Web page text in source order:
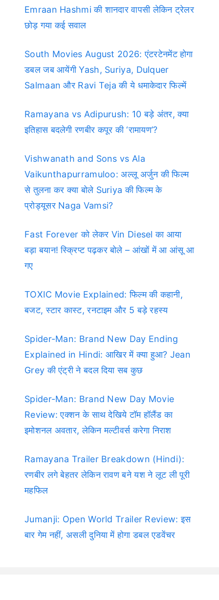
Emraan Hashmi की शानदार वापसी लेकिन ट्रेलर
छोड़ गया कई सवाल
South Movies August 2026: एंटरटेनमेंट होगा
डबल जब आयेंगी Yash, Suriya, Dulquer
Salmaan और Ravi Teja की ये धमाकेदार फिल्में
Ramayana vs Adipurush: 10 बड़े अंतर, क्या
इतिहास बदलेगी रणबीर कपूर की ‘रामायण’?
Vishwanath and Sons vs Ala
Vaikunthapurramuloo: अल्लू अर्जुन की फिल्म
से तुलना कर क्या बोले Suriya की फिल्म के
प्रोड्यूसर Naga Vamsi?
Fast Forever को लेकर Vin Diesel का आया
बड़ा बयान! स्क्रिप्ट पढ़कर बोले – आंखों में आ आंसू आ
गए
TOXIC Movie Explained: फिल्म की कहानी,
बजट, स्टार कास्ट, रनटाइम और 5 बड़े रहस्य
Spider-Man: Brand New Day Ending
Explained in Hindi: आखिर में क्या हुआ? Jean
Grey की एंट्री ने बदल दिया सब कुछ
Spider-Man: Brand New Day Movie
Review: एक्शन के साथ देखिये टॉम हॉलैंड का
इमोशनल अवतार, लेकिन मल्टीवर्स करेगा निराश
Ramayana Trailer Breakdown (Hindi):
रणबीर लगे बेहतर लेकिन रावण बने यश ने लूट ली पूरी
महफिल
Jumanji: Open World Trailer Review: इस
बार गेम नहीं, असली दुनिया में होगा डबल एडवेंचर